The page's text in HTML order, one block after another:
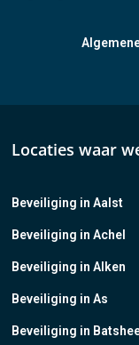
Locaties waar
Beveiliging in Aalst
Beveiliging in Achel
Beveiliging in Alken
Beveiliging in As
Beveiliging in